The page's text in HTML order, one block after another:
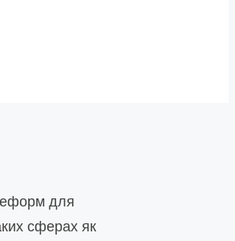
для
сферах як